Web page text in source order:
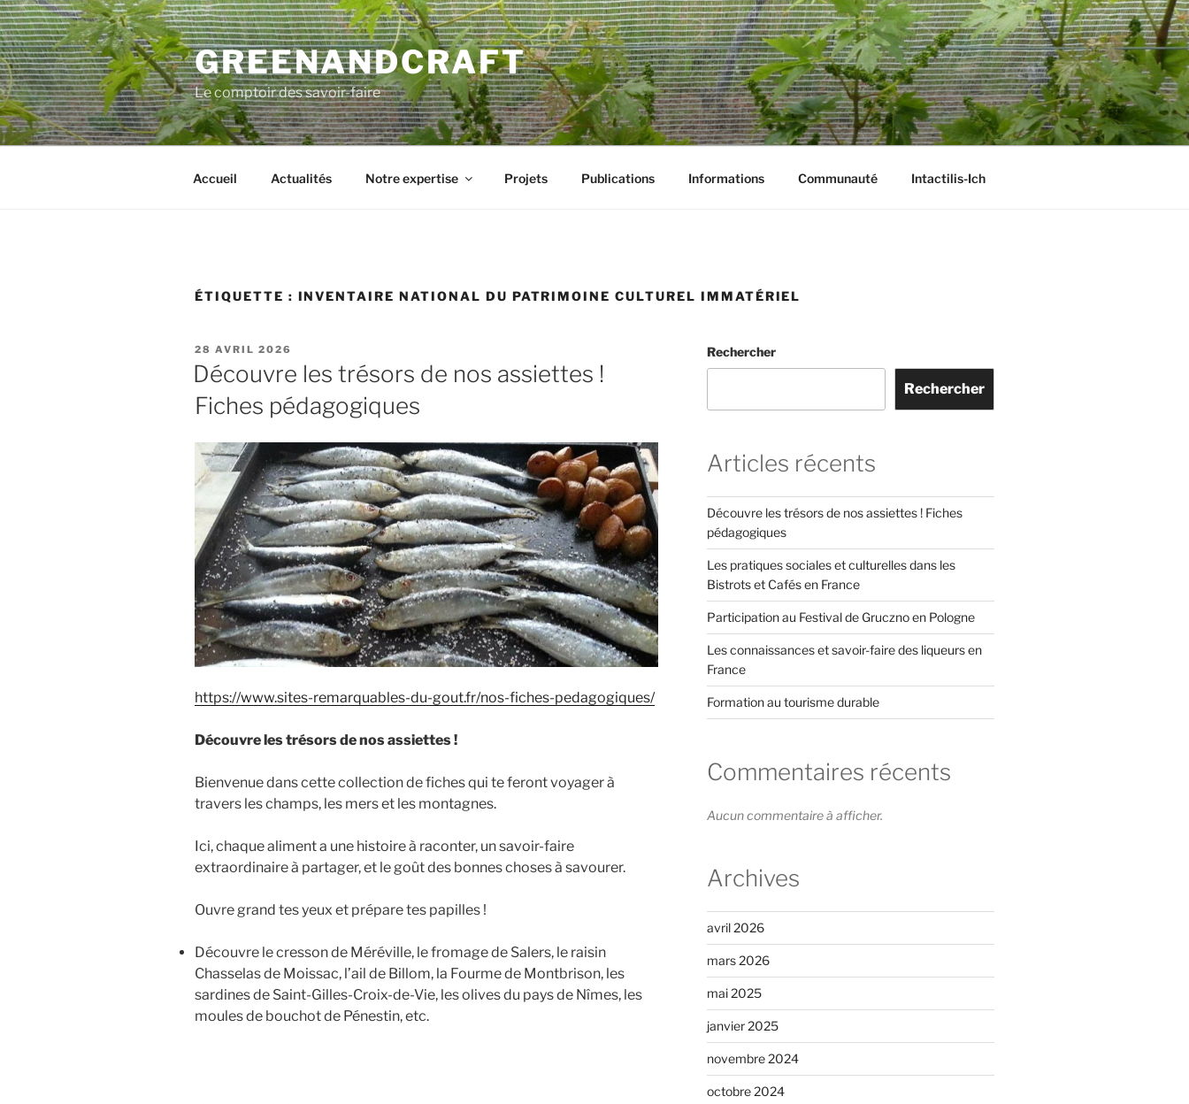
Aller
au
contenu
principal
GREENANDCRAFT
Le comptoir des savoir-faire
Accueil Actualités Notre expertise Projets Publications Informations Communauté Intactilis-Ich
ÉTIQUETTE : INVENTAIRE NATIONAL DU PATRIMOINE CULTUREL IMMATÉRIEL
PUBLIÉ
LE
28 AVRIL 2026
Découvre les trésors de nos assiettes !
Fiches pédagogiques
https://www.sites-remarquables-du-gout.fr/nos-fiches-pedagogiques/
Découvre les trésors de nos assiettes !
Bienvenue dans cette collection de fiches qui te feront voyager à
travers les champs, les mers et les montagnes.
Ici, chaque aliment a une histoire à raconter, un savoir-faire
extraordinaire à partager, et le goût des bonnes choses à savourer.
Ouvre grand tes yeux et prépare tes papilles !
Découvre le cresson de Méréville, le fromage de Salers, le raisin
Chasselas de Moissac, l’ail de Billom, la Fourme de Montbrison, les
sardines de Saint-Gilles-Croix-de-Vie, les olives du pays de Nîmes, les
moules de bouchot de Pénestin, etc.
Rechercher
Rechercher
Articles récents
Découvre les trésors de nos assiettes ! Fiches
pédagogiques
Les pratiques sociales et culturelles dans les
Bistrots et Cafés en France
Participation au Festival de Gruczno en Pologne
Les connaissances et savoir-faire des liqueurs en
France
Formation au tourisme durable
Commentaires récents
Aucun commentaire à afficher.
Archives
avril 2026
mars 2026
mai 2025
janvier 2025
novembre 2024
octobre 2024